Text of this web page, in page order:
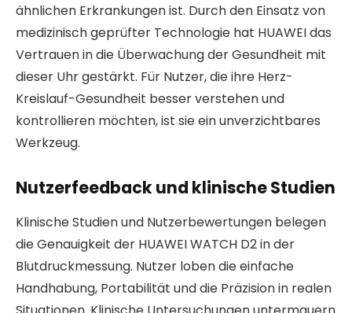
ähnlichen Erkrankungen ist. Durch den Einsatz von
medizinisch geprüfter Technologie hat HUAWEI das
Vertrauen in die Überwachung der Gesundheit mit
dieser Uhr gestärkt. Für Nutzer, die ihre Herz-
Kreislauf-Gesundheit besser verstehen und
kontrollieren möchten, ist sie ein unverzichtbares
Werkzeug.
Nutzerfeedback und klinische Studien
Klinische Studien und Nutzerbewertungen belegen
die Genauigkeit der HUAWEI WATCH D2 in der
Blutdruckmessung. Nutzer loben die einfache
Handhabung, Portabilität und die Präzision in realen